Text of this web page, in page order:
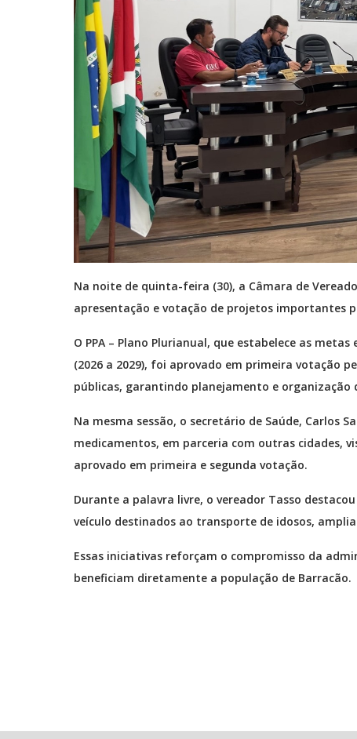
Na noite de quinta-feira (30), a Câmara de
apresentação e votação de projetos importantes
O PPA – Plano Plurianual, que estabelece as
(2026 a 2029), foi aprovado em primeira votação
públicas, garantindo planejamento e organização
Na mesma sessão, o secretário de Saúde, Carlos
medicamentos, em parceria com outras cidades,
aprovado em primeira e segunda votação.
Durante a palavra livre, o vereador Tasso
veículo destinados ao transporte de idosos,
Essas iniciativas reforçam o compromisso da
beneficiam diretamente a população de Barracão.